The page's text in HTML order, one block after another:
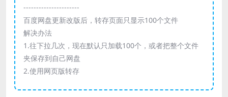
----------------------
百度网盘更新改版后，转存页面只显示100个文件
解决办法
1.往下拉几次，现在默认只加载100个，或者把整个文件
夹保存到自己网盘
2.使用网页版转存